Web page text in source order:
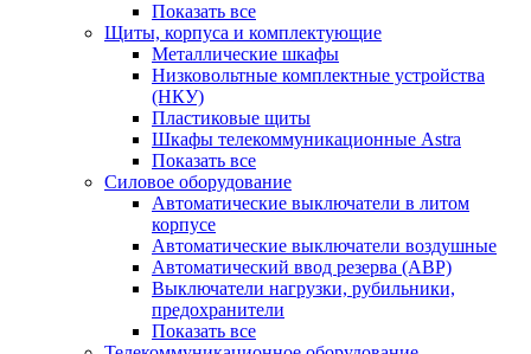
Показать все
Щиты, корпуса и комплектующие
Металлические шкафы
Низковольтные комплектные устройства
(НКУ)
Пластиковые щиты
Шкафы телекоммуникационные Astra
Показать все
Силовое оборудование
Автоматические выключатели в литом
корпусе
Автоматические выключатели воздушные
Автоматический ввод резерва (АВР)
Выключатели нагрузки, рубильники,
предохранители
Показать все